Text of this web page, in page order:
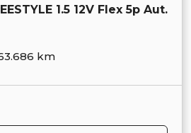
1.5 12V Flex 5p Aut.
km